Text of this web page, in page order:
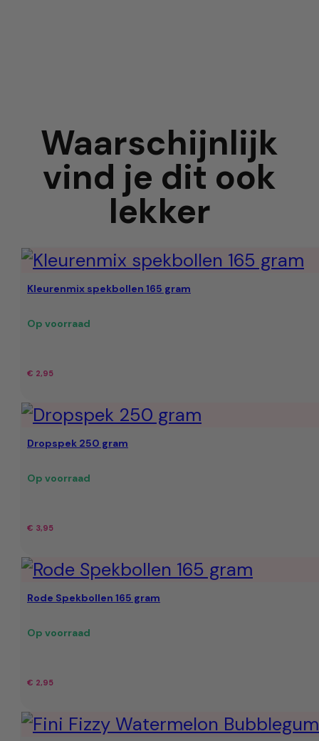
Waarschijnlijk
vind je dit ook
lekker
Kleurenmix spekbollen 165 gram
Op voorraad
€ 2,95
Dropspek 250 gram
Op voorraad
€ 3,95
Rode Spekbollen 165 gram
Op voorraad
€ 2,95